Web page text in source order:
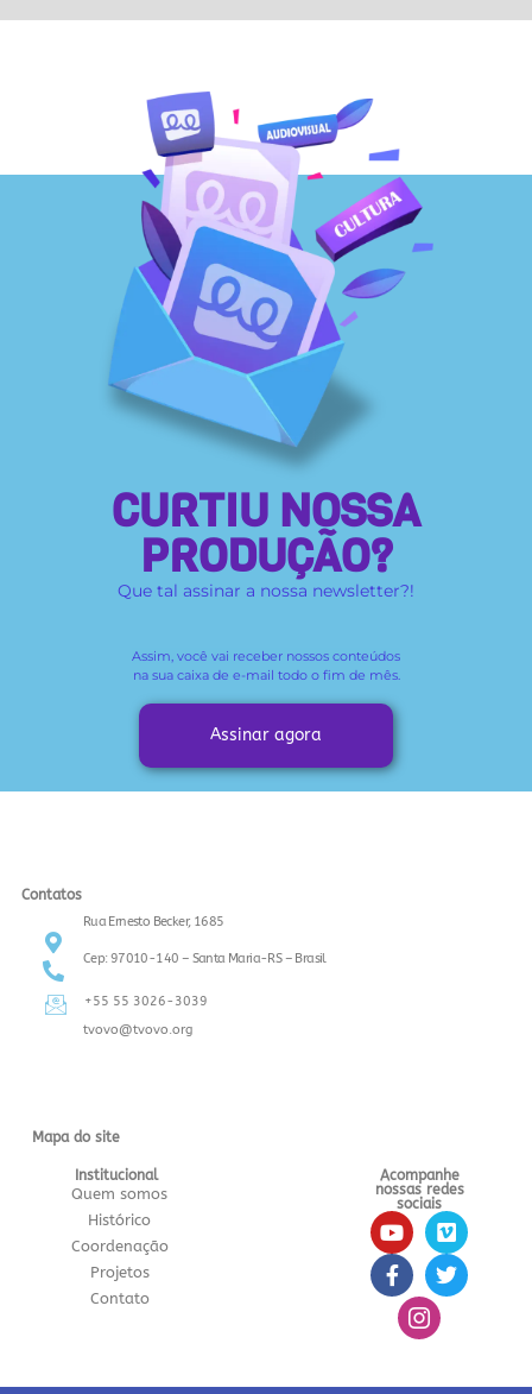
CURTIU NOSSA
PRODUÇÃO?
Que tal assinar a nossa newsletter?!
Assim, você vai receber nossos conteúdos
na sua caixa de e-mail todo o fim de mês.
Assinar agora
Contatos
Rua Ernesto Becker, 1685
Cep: 97010-140 – Santa Maria-RS – Brasil
+55 55 3026-3039
tvovo@tvovo.org
Mapa do site
Institucional
Quem somos
Histórico
Coordenação
Projetos
Contato
Acompanhe
nossas redes
sociais